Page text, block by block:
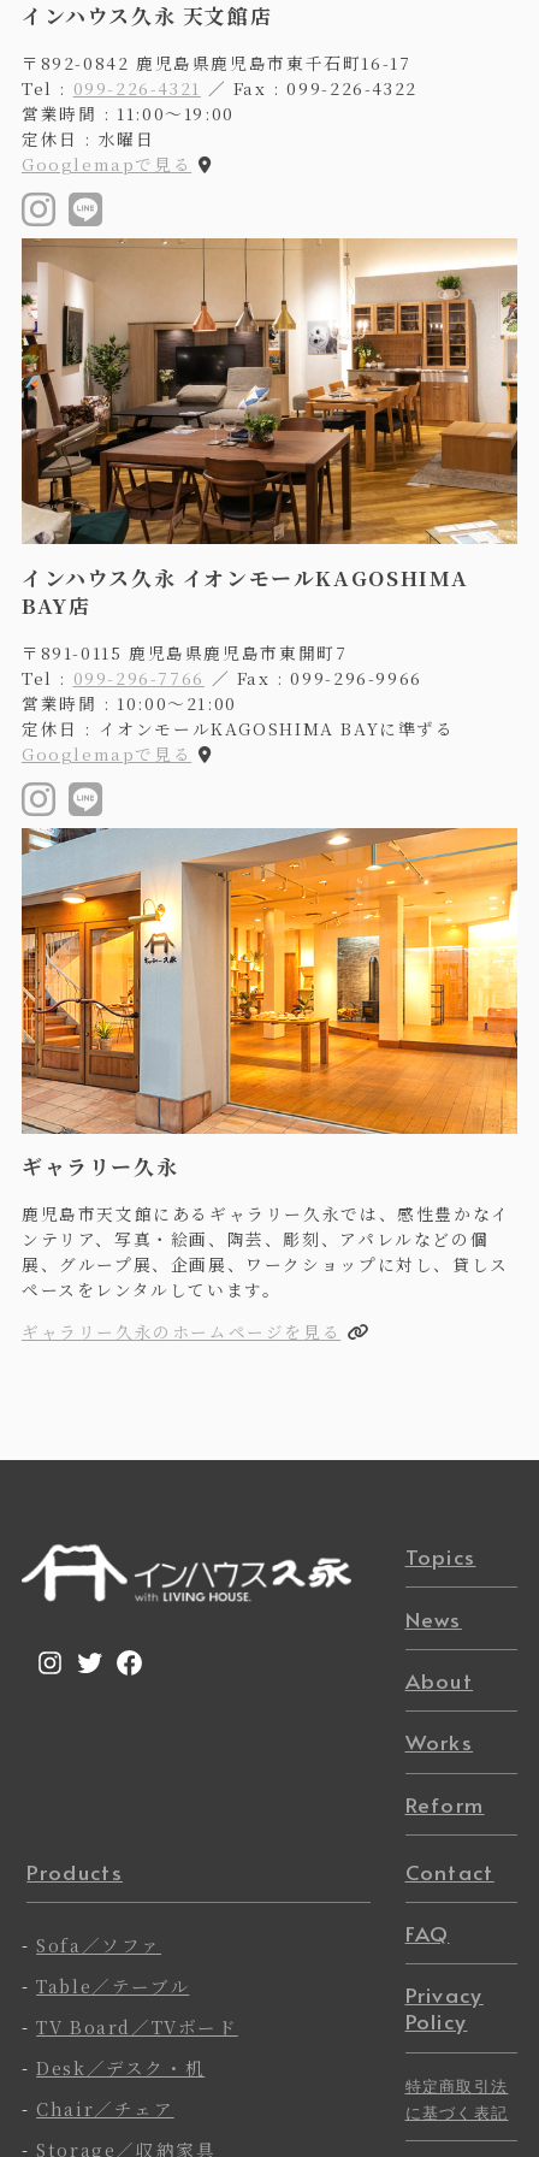
インハウス久永 天文館店
〒892-0842 鹿児島県鹿児島市東千石町16-17
Tel : 099-226-4321 ／ Fax : 099-226-4322
営業時間 : 11:00〜19:00
定休日 : 水曜日
Googlemapで見る
インハウス久永 イオンモールKAGOSHIMA
BAY店
〒891-0115 鹿児島県鹿児島市東開町7
Tel : 099-296-7766 ／ Fax : 099-296-9966
営業時間 : 10:00〜21:00
定休日 : イオンモールKAGOSHIMA BAYに準ずる
Googlemapで見る
ギャラリー久永
鹿児島市天文館にあるギャラリー久永では、感性豊かなイ
ンテリア、写真・絵画、陶芸、彫刻、アパレルなどの個
展、グループ展、企画展、ワークショップに対し、貸しス
ペースをレンタルしています。
ギャラリー久永のホームページを見る
Instagram
TwitterFacebook
Topics
News
About
Works
Reform
Products
-Sofa／ソファ
-Table／テーブル
-TV Board／TVボード
-Desk／デスク・机
- Chair／チェア
-Storage／収納家具
Contact
FAQ
Privacy
Policy
特定商取引法
に基づく表記